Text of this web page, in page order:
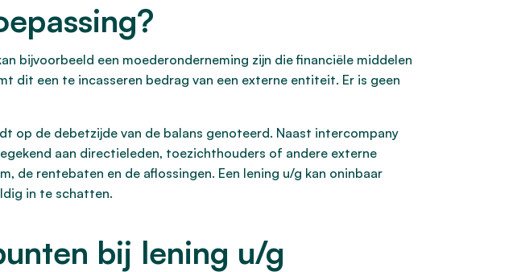
bijvoorbeeld een moederonderneming zijn die financiële middelen
dit een te incasseren bedrag van een externe entiteit. Er is geen
op de debetzijde van de balans genoteerd. Naast intercompany
aan directieleden, toezichthouders of andere externe
de rentebaten en de aflossingen. Een lening u/g kan oninbaar
in te schatten.
bij lening u/g